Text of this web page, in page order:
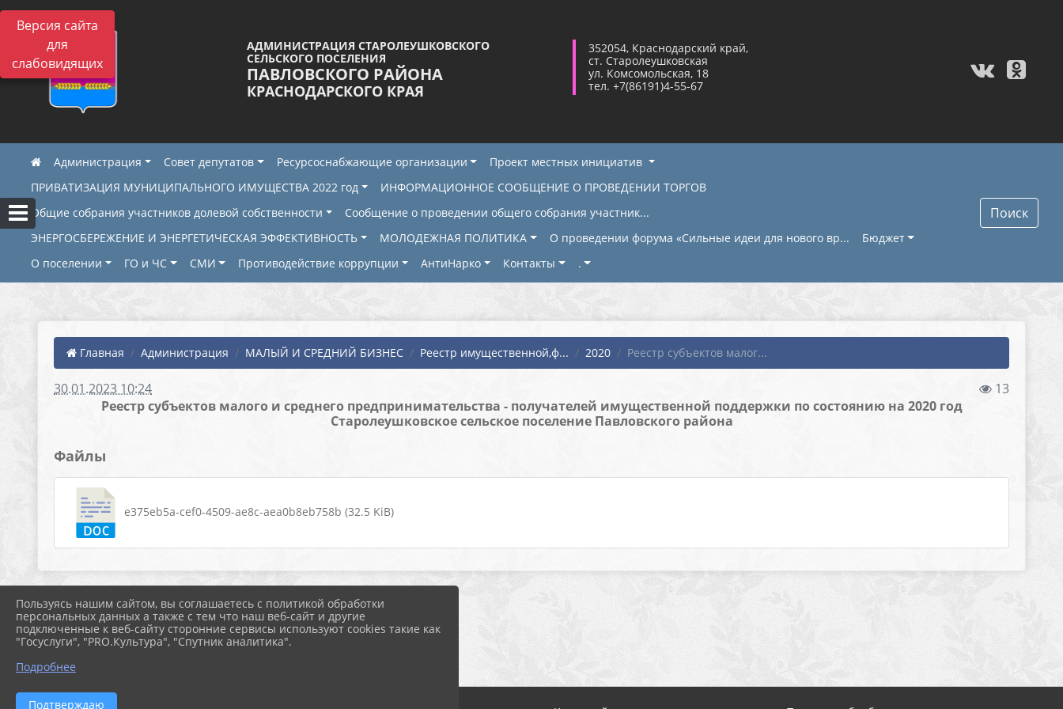
Версия сайта
для
слабовидящих
АДМИНИСТРАЦИЯ СТАРОЛЕУШКОВСКОГО
СЕЛЬСКОГО ПОСЕЛЕНИЯ
ПАВЛОВСКОГО РАЙОНА
КРАСНОДАРСКОГО КРАЯ
352054, Краснодарский край,
ст. Старолеушковская
ул. Комсомольская, 18
тел. +7(86191)4-55-67
Администрация Совет депутатов Ресурсоснабжающие организации
Проект местных инициатив
ПРИВАТИЗАЦИЯ МУНИЦИПАЛЬНОГО ИМУЩЕСТВА 2022 год
ИНФОРМАЦИОННОЕ СООБЩЕНИЕ О ПРОВЕДЕНИИ ТОРГОВ
Общие собрания участников долевой собственности
Сообщение о проведении общего собрания участник...
ЭНЕРГОСБЕРЕЖЕНИЕ И ЭНЕРГЕТИЧЕСКАЯ ЭФФЕКТИВНОСТЬ
МОЛОДЕЖНАЯ ПОЛИТИКА О проведении форума «Сильные идеи для нового вр...
Бюджет
О поселении
ГО и ЧС СМИ Противодействие коррупции АнтиНарко Контакты .
Поиск
Главная Администрация МАЛЫЙ И СРЕДНИЙ БИЗНЕС Реестр имущественной,ф... 2020 Реестр субъектов малог...
30.01.2023 10:24
13
Реестр субъектов малого и среднего предпринимательства - получателей имущественной поддержки по состоянию на 2020 год
Старолеушковское сельское поселение Павловского района
Файлы
e375eb5a-cef0-4509-ae8c-aea0b8eb758b (32.5 KiB)
Пользуясь нашим сайтом, вы соглашаетесь с политикой обработки
персональных данных а также с тем что наш веб-сайт и другие
подключенные к веб-сайту сторонние сервисы используют cookies такие как
"Госуслуги", "PRO.Культура", "Спутник аналитика".
Подробнее
Подтверждаю